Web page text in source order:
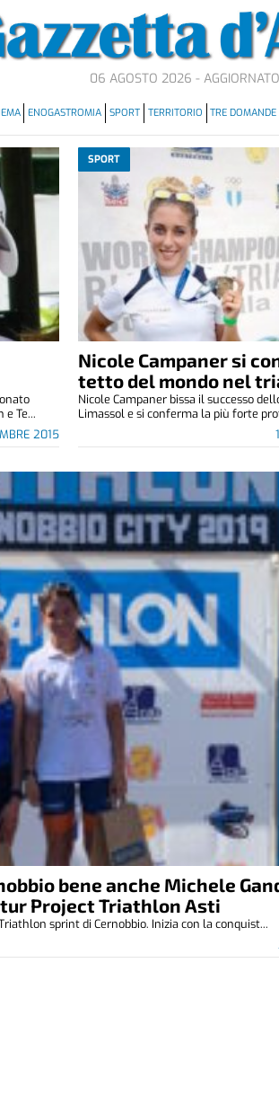
06 AGOSTO 2026 -
ENOGASTROMIA SPORT TERRITORIO TRE
2015
Te...
SPORT
Nicole Campaner si
tetto del mondo nel
Nicole Campaner bissa il successo
Limassol e si conferma la più forte
bene anche Michele
Project Triathlon Asti
sprint di Cernobbio. Inizia con la conquist...